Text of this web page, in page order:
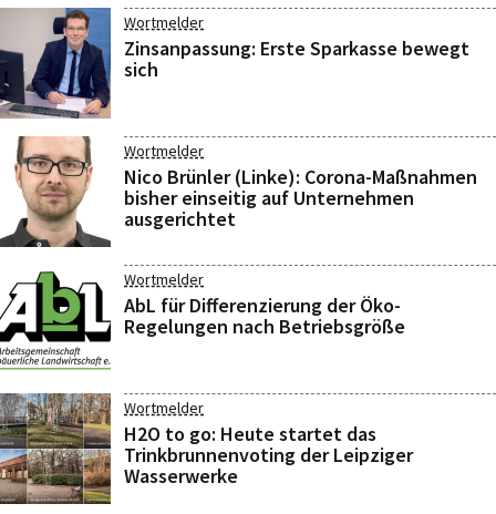
Wortmelder
Zinsanpassung: Erste Sparkasse bewegt
sich
Wortmelder
Nico Brünler (Linke): Corona-Maßnahmen
bisher einseitig auf Unternehmen
ausgerichtet
Wortmelder
AbL für Differenzierung der Öko-
Regelungen nach Betriebsgröße
Wortmelder
H2O to go: Heute startet das
Trinkbrunnenvoting der Leipziger
Wasserwerke